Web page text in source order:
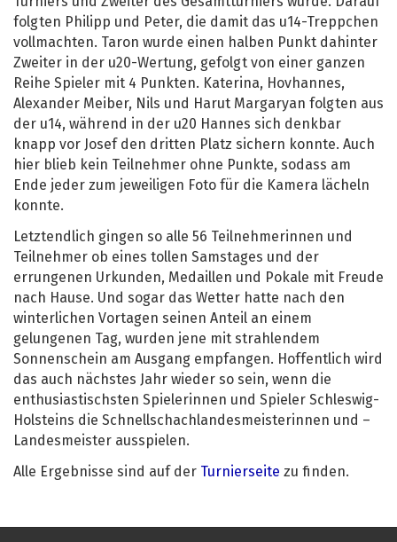
folgten Philipp und Peter, die damit das u14-Treppchen
vollmachten. Taron wurde einen halben Punkt dahinter
Zweiter in der u20-Wertung, gefolgt von einer ganzen
Reihe Spieler mit 4 Punkten. Katerina, Hovhannes,
Alexander Meiber, Nils und Harut Margaryan folgten aus
der u14, während in der u20 Hannes sich denkbar
knapp vor Josef den dritten Platz sichern konnte. Auch
hier blieb kein Teilnehmer ohne Punkte, sodass am
Ende jeder zum jeweiligen Foto für die Kamera lächeln
konnte.
Letztendlich gingen so alle 56 Teilnehmerinnen und
Teilnehmer ob eines tollen Samstages und der
errungenen Urkunden, Medaillen und Pokale mit Freude
nach Hause. Und sogar das Wetter hatte nach den
winterlichen Vortagen seinen Anteil an einem
gelungenen Tag, wurden jene mit strahlendem
Sonnenschein am Ausgang empfangen. Hoffentlich wird
das auch nächstes Jahr wieder so sein, wenn die
enthusiastischsten Spielerinnen und Spieler Schleswig-
Holsteins die Schnellschachlandesmeisterinnen und –
Landesmeister ausspielen.
Alle Ergebnisse sind auf der Turnierseite zu finden.